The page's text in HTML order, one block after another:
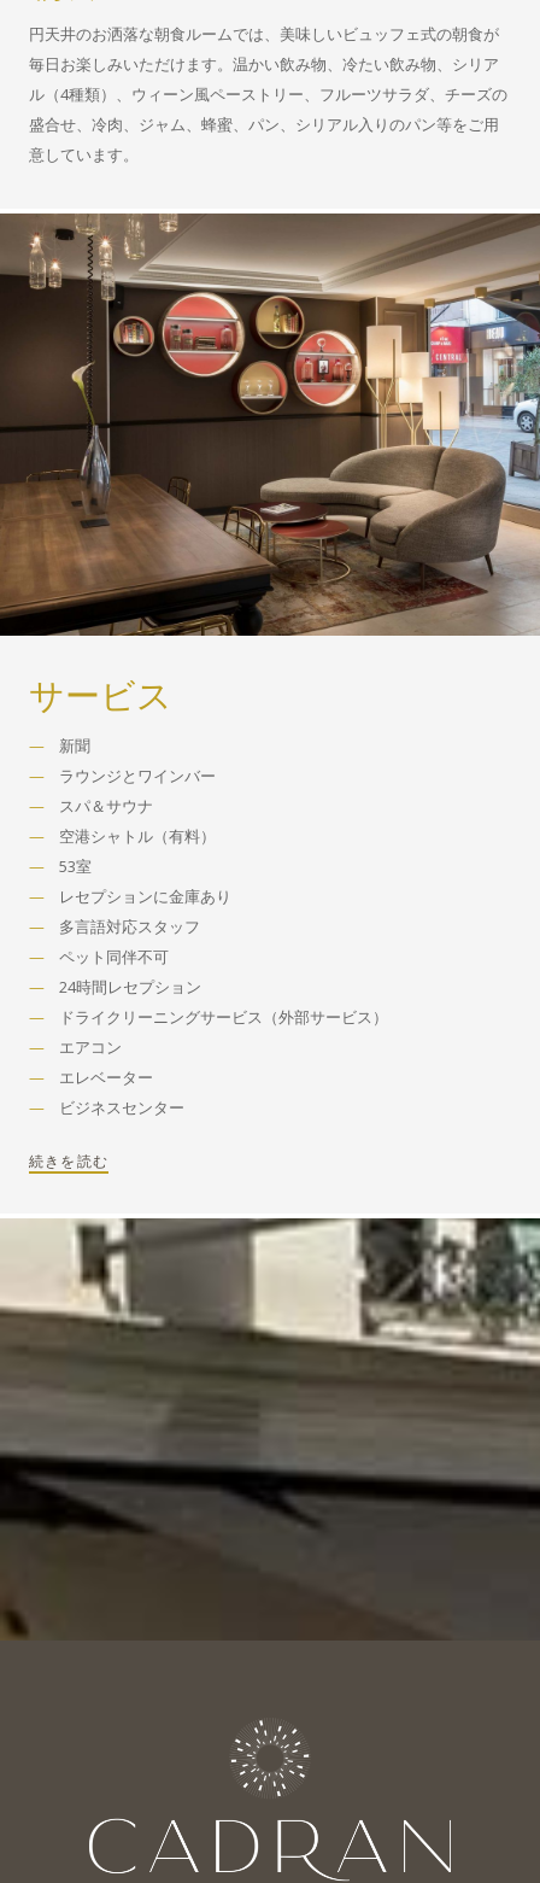
円天井のお洒落な朝食ルームでは、美味しいビュッフェ式の朝食が
毎日お楽しみいただけます。温かい飲み物、冷たい飲み物、シリア
ル（4種類）、ウィーン風ペーストリー、フルーツサラダ、チーズの
盛合せ、冷肉、ジャム、蜂蜜、パン、シリアル入りのパン等をご用
意しています。
サービス
新聞
ラウンジとワインバー
スパ＆サウナ
空港シャトル（有料）
53室
レセプションに金庫あり
多言語対応スタッフ
ペット同伴不可
24時間レセプション
ドライクリーニングサービス（外部サービス）
エアコン
エレベーター
ビジネスセンター
続きを読む